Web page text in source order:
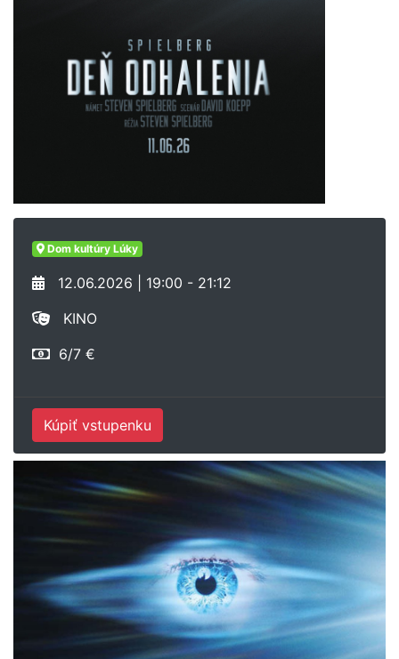
Dom kultúry Lúky
12.06.2026 | 19:00 - 21:12
KINO
6/7 €
Kúpiť vstupenku